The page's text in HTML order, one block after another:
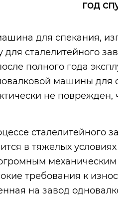
год
для спекания,
для сталелитейного
полного года
машины для
не
сталелитейного
в тяжелых
огромным
требования к
на завод